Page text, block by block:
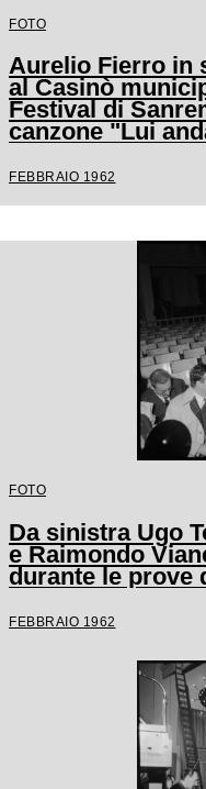
FOTO
Aurelio Fierro in
al Casinò
Festival di
canzone "Lui
FEBBRAIO 1962
FOTO
Da sinistra Ugo
e Raimondo
durante le prove
FEBBRAIO 1962